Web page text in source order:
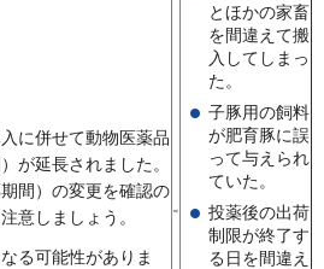
に併せて動物医薬品
が延長されました。
間）の変更を確認の
意しましょう。
る可能性がありま
とほかの家畜
を間違えて搬
入してしまっ
た。
子豚用の飼料
が肥育豚に誤
って与えられ
ていた。
投薬後の出荷
制限が終了す
る日を間違え